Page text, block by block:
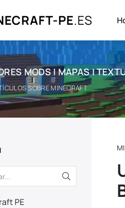
PE.ES
MODS | MAPAS |
SOBRE MINECRAFT
PE